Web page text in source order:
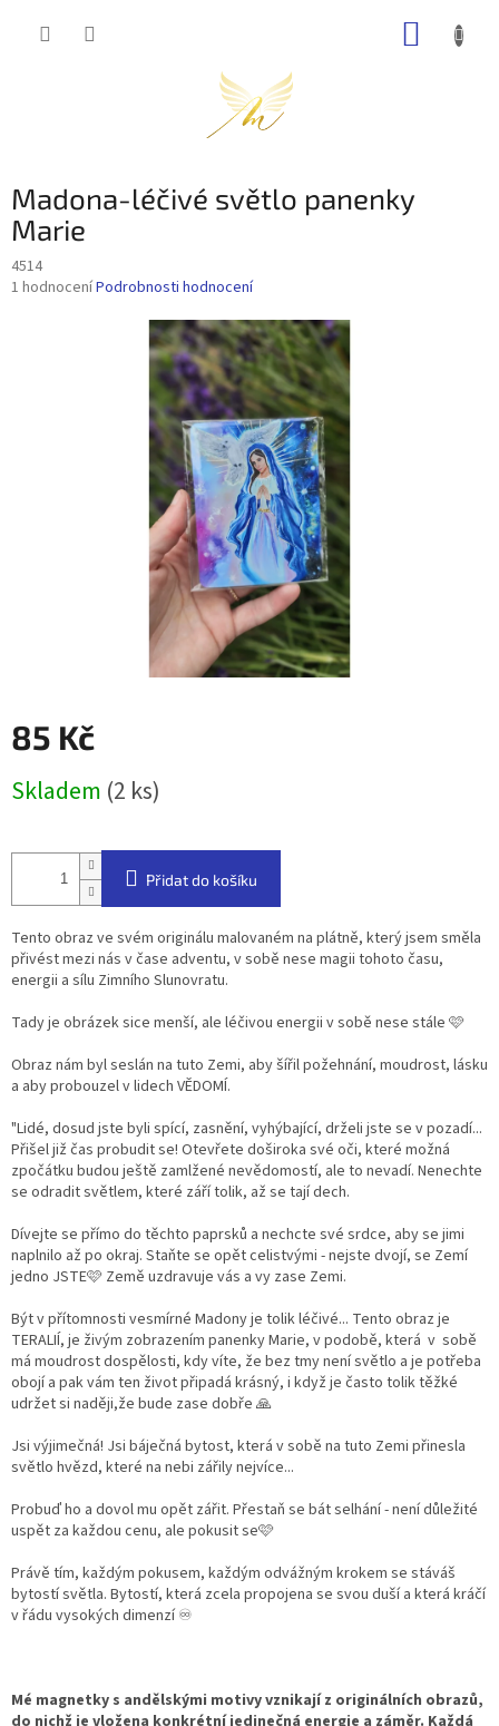
Madona-léčivé světlo panenky
Marie
4514
Průměrné
1 hodnoceníPodrobnosti hodnocení
85 Kč
cena:
Skladem (2 ks)
Přidat do košíku
Tento obraz ve svém originálu malovaném na plátně, který jsem směla
přivést mezi nás v čase adventu, v sobě nese magii tohoto času,
energii a sílu Zimního Slunovratu.
Tady je obrázek sice menší, ale léčivou energii v sobě nese stále 🩷
Obraz nám byl seslán na tuto Zemi, aby šířil požehnání, moudrost, lásku
a aby probouzel v lidech VĚDOMÍ.
"Lidé, dosud jste byli spící, zasnění, vyhýbající, drželi jste se v pozadí...
Přišel již čas probudit se! Otevřete doširoka své oči, které možná
zpočátku budou ještě zamlžené nevědomostí, ale to nevadí. Nenechte
se odradit světlem, které září tolik, až se tají dech.
Dívejte se přímo do těchto paprsků a nechcte své srdce, aby se jimi
naplnilo až po okraj. Staňte se opět celistvými - nejste dvojí, se Zemí
jedno JSTE🩷 Země uzdravuje vás a vy zase Zemi.
Být v přítomnosti vesmírné Madony je tolik léčivé... Tento obraz je
TERALIÍ, je živým zobrazením panenky Marie, v podobě, která v sobě
má moudrost dospělosti, kdy víte, že bez tmy není světlo a je potřeba
obojí a pak vám ten život připadá krásný, i když je často tolik těžké
udržet si naději,že bude zase dobře 🙏
Jsi výjimečná! Jsi báječná bytost, která v sobě na tuto Zemi přinesla
světlo hvězd, které na nebi zářily nejvíce...
Probuď ho a dovol mu opět zářit. Přestaň se bát selhání - není důležité
uspět za každou cenu, ale pokusit se🩷
Právě tím, každým pokusem, každým odvážným krokem se stáváš
bytostí světla. Bytostí, která zcela propojena se svou duší a která kráčí
v řádu vysokých dimenzí ♾️
Mé magnetky s andělskými motivy vznikají z originálních obrazů,